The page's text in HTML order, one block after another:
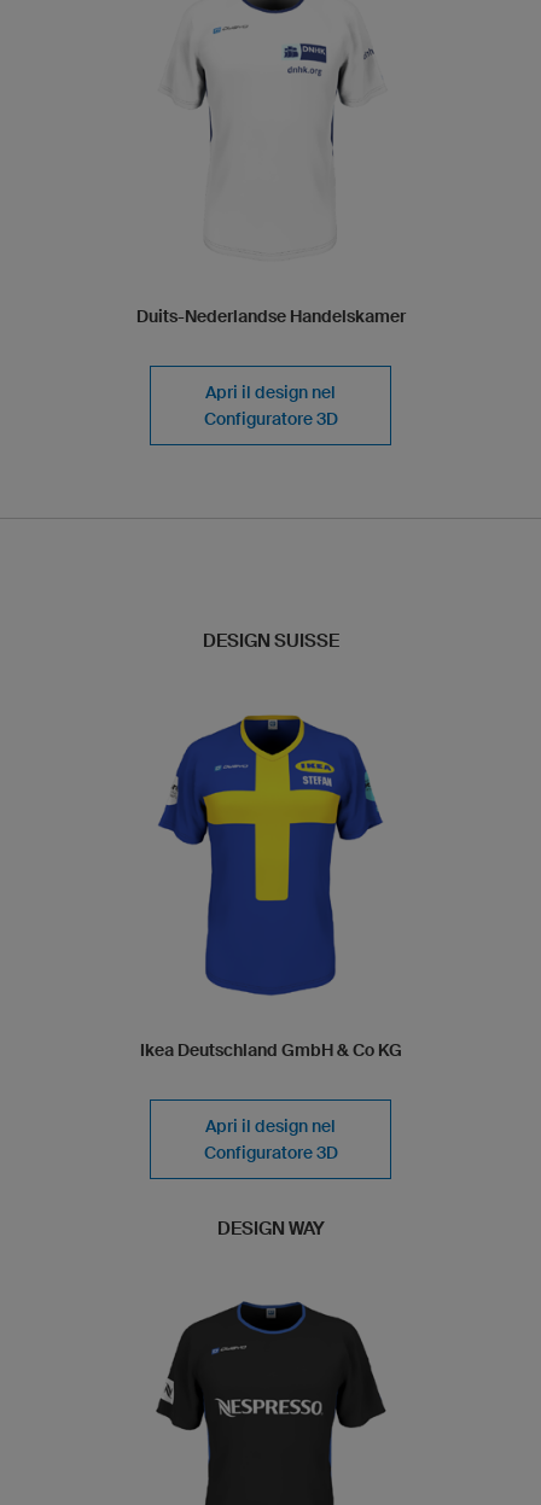
Duits-Nederlandse Handelskamer
Apri il design nel
Configuratore 3D
DESIGN SUISSE
Ikea Deutschland GmbH & Co KG
Apri il design nel
Configuratore 3D
DESIGN WAY